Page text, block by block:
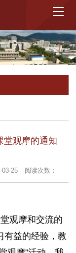
堂观摩的通知
03-25 阅读次数：
观摩和交流的
有益的经验，教